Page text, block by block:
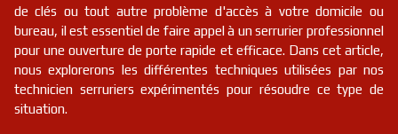
de clés ou tout autre problème d'accès à votre domicile ou
bureau, il est essentiel de faire appel à un serrurier professionnel
pour une ouverture de porte rapide et efficace. Dans cet article,
nous explorerons les différentes techniques utilisées par nos
technicien serruriers expérimentés pour résoudre ce type de
situation.